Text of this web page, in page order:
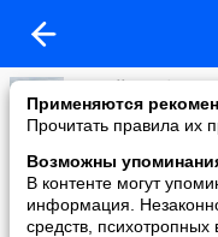
Применяются
Прочитать правила их
Возможны
В контенте могут
информация.
средств,
Сергей Прибор
added a photo
22 Aug в 21:52